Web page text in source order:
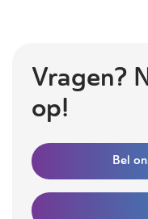
Vragen?
op!
Bel